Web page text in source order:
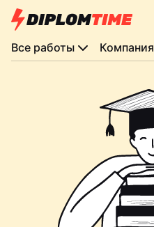
Все работы Компания